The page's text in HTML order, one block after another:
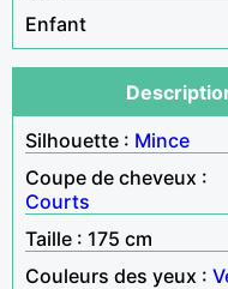
Enfant
Silhouette : Mince
Coupe de cheveux :
Courts
Taille : 175 cm
Couleurs des yeux :